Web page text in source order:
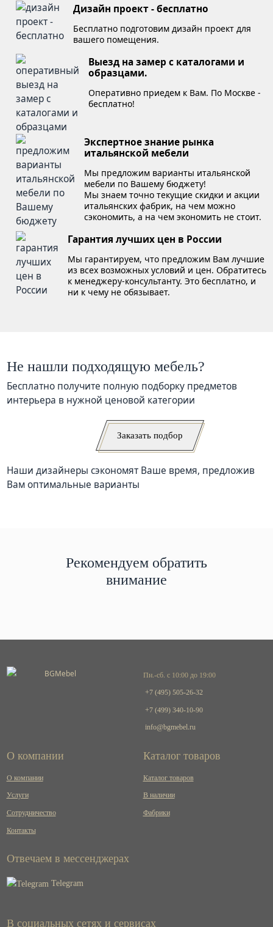
Дизайн проект - бесплатно
Бесплатно подготовим дизайн проект для
вашего помещения.
Выезд на замер с каталогами и
образцами.
Оперативно приедем к Вам. По Москве -
бесплатно!
Экспертное знание рынка
итальянской мебели
Мы предложим варианты итальянской
мебели по Вашему бюджету!
Мы знаем точно текущие скидки и акции
итальянских фабрик, на чем можно
сэкономить, а на чем экономить не стоит.
Гарантия лучших цен в России
Мы гарантируем, что предложим Вам лучшие
из всех возможных условий и цен. Обратитесь
к менеджеру-консультанту. Это бесплатно, и
ни к чему не обязывает.
Не нашли подходящую мебель?
Бесплатно получите полную подборку предметов
интерьера в нужной ценовой категории
Заказать подбор
Наши дизайнеры сэкономят Ваше время, предложив
Вам оптимальные варианты
Рекомендуем обратить
внимание
Пн.-сб. с 10:00 до 19:00
+7 (495) 505-26-32
+7 (499) 340-10-90
info@bgmebel.ru
О компании
О компании
Услуги
Сотрудничество
Контакты
Каталог товаров
Каталог товаров
В наличии
Фабрики
Отвечаем в мессенджерах
Telegram
В социальных сетях и сервисах